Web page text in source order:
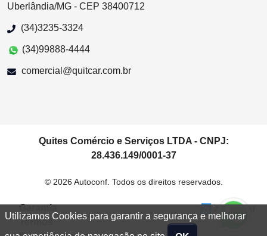
Utilizamos Cookies para garantir a segurança e melhorar
Uberlândia/MG - CEP 38400712
(34)3235-3324
(34)99888-4444
comercial@quitcar.com.br
Quites Comércio e Serviços LTDA - CNPJ:
28.436.149/0001-37
© 2026 Autoconf. Todos os direitos reservados.
Garantia
Termos